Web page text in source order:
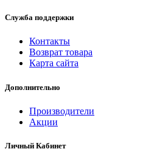
Служба поддержки
Контакты
Возврат товара
Карта сайта
Дополнительно
Производители
Акции
Личный Кабинет